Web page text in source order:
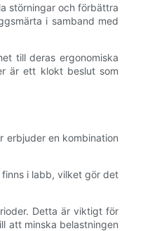
störningar och förbättra
i samband med
till deras ergonomiska
är ett klokt beslut som
erbjuder en kombination
i labb, vilket gör det
Detta är viktigt för
att minska belastningen